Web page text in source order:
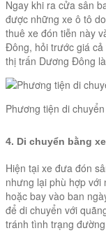
Ngay khi ra cửa sân
được những xe ô tô
thuê xe đón tiễn này
Đông, hỏi trước giá
thị trấn Dương Đông
Phương tiện di
4. Di chuyển bằng
Hiện tại xe đưa đón
nhưng lại phù hợp với
hoặc bay vào ban
để di chuyển với
tránh tình trạng